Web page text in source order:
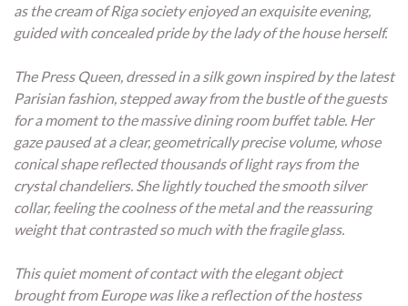
as the cream of Riga society enjoyed an exquisite evening,
guided with concealed pride by the lady of the house herself.
The Press Queen, dressed in a silk gown inspired by the latest
Parisian fashion, stepped away from the bustle of the guests
for a moment to the massive dining room buffet table. Her
gaze paused at a clear, geometrically precise volume, whose
conical shape reflected thousands of light rays from the
crystal chandeliers. She lightly touched the smooth silver
collar, feeling the coolness of the metal and the reassuring
weight that contrasted so much with the fragile glass.
This quiet moment of contact with the elegant object
brought from Europe was like a reflection of the hostess